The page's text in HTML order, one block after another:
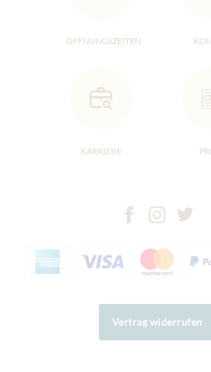
ÖFFNUNGSZEITEN
KARRIERE
Vertrag widerrufen